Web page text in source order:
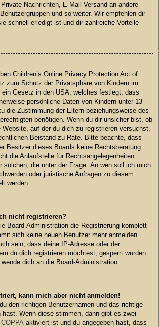
Nachrichten, E-Mail-Versand an andere
und so weiter. Wir empfehlen dir
schnell erledigt ist und dir zahlreiche Vorteile
Children’s Online Privacy Protection Act of
zum Schutz der Privatsphäre von Kindern im
ein Gesetz in den USA, welches festlegt, dass
persönliche Daten von Kindern unter 13
die Zustimmung der Eltern beziehungsweise des
benötigen. Wenn du dir unsicher bist, ob
auf der du dich zu registrieren versuchst,
Beistand zu Rate. Bitte beachte, dass
Besitzer dieses Boards keine Rechtsberatung
die Anlaufstelle für Rechtsangelegenheiten
solchen, die unter der Frage „An wen soll ich mich
oder juristische Anfragen zu diesem
werden.
nicht registrieren?
Board-Administration die Registrierung komplett
sich keine neuen Benutzer mehr anmelden
sein, dass deine IP-Adresse oder der
du dich registrieren möchtest, gesperrt wurden.
dich an die Board-Administration.
kann mich aber nicht anmelden!
den richtigen Benutzernamen und das richtige
hast. Wenn diese stimmen, dann gibt es zwei
COPPA aktiviert ist und du angegeben hast, dass